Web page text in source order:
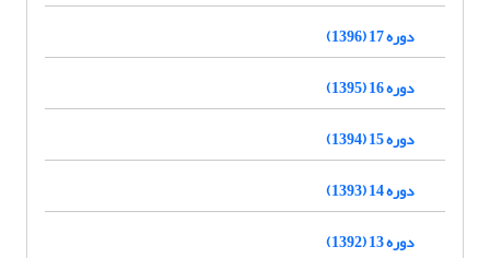
دوره 17 (1396)
دوره 16 (1395)
دوره 15 (1394)
دوره 14 (1393)
دوره 13 (1392)